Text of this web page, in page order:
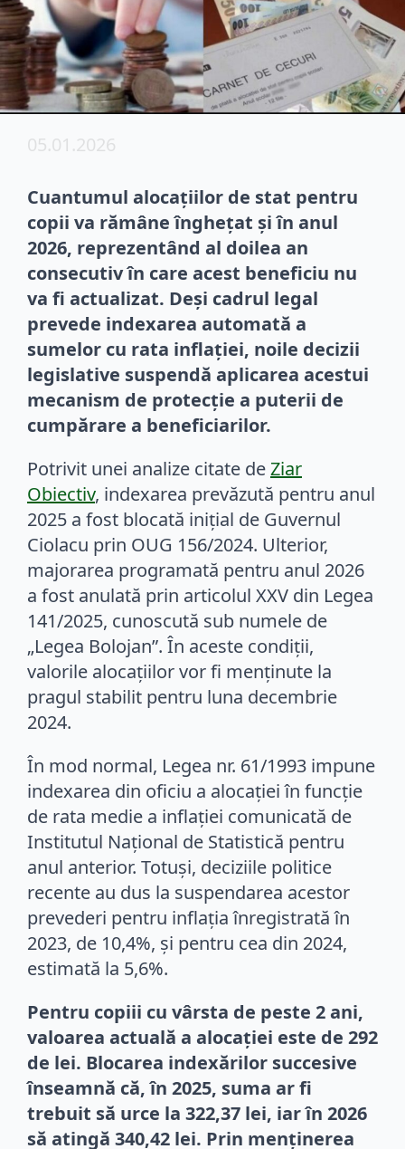
05.01.2026
Cuantumul alocațiilor de stat pentru
copii va rămâne înghețat și în anul
2026, reprezentând al doilea an
consecutiv în care acest beneficiu nu
va fi actualizat. Deși cadrul legal
prevede indexarea automată a
sumelor cu rata inflației, noile decizii
legislative suspendă aplicarea acestui
mecanism de protecție a puterii de
cumpărare a beneficiarilor.
Potrivit unei analize citate deZiar
Obiectiv, indexarea prevăzută pentru anul
2025 a fost blocată inițial de Guvernul
Ciolacu prin OUG 156/2024. Ulterior,
majorarea programată pentru anul 2026
a fost anulată prin articolul XXV din Legea
141/2025, cunoscută sub numele de
„Legea Bolojan”. În aceste condiții,
valorile alocațiilor vor fi menținute la
pragul stabilit pentru luna decembrie
2024.
În mod normal, Legea nr. 61/1993 impune
indexarea din oficiu a alocației în funcție
de rata medie a inflației comunicată de
Institutul Național de Statistică pentru
anul anterior. Totuși, deciziile politice
recente au dus la suspendarea acestor
prevederi pentru inflația înregistrată în
2023, de 10,4%, și pentru cea din 2024,
estimată la 5,6%.
Pentru copiii cu vârsta de peste 2 ani,
valoarea actuală a alocației este de 292
de lei. Blocarea indexărilor succesive
înseamnă că, în 2025, suma ar fi
trebuit să urce la 322,37 lei, iar în 2026
să atingă 340,42 lei. Prin menținerea